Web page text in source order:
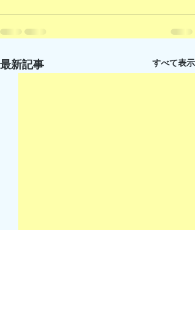
最新記事 すべて表示